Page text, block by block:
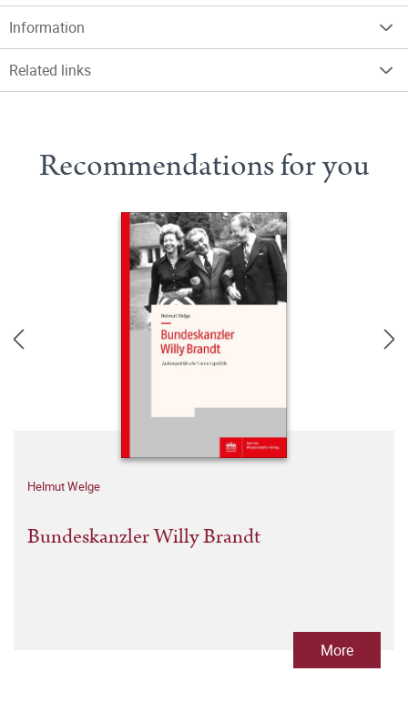
Information
Related links
Recommendations for you
Helmut Welge
Bundeskanzler Willy Brandt
More